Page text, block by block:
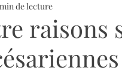
raisons
min de lecture